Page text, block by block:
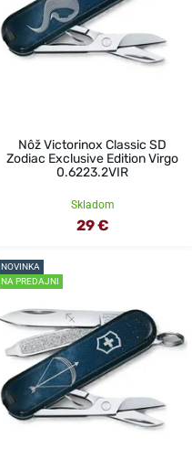
Nôž Victorinox Classic SD
Zodiac Exclusive Edition Virgo
0.6223.2VIR
Skladom
29 €
NOVINKA
NA PREDAJNI